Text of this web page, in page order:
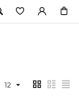
12